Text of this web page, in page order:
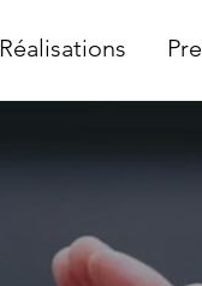
Réalisations